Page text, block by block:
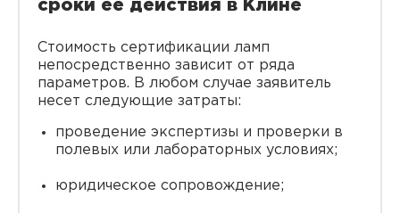
сроки ее действия в Клине
Стоимость сертификации ламп
непосредственно зависит от ряда
параметров. В любом случае заявитель
несет следующие затраты:
проведение экспертизы и проверки в
полевых или лабораторных условиях;
юридическое сопровождение;